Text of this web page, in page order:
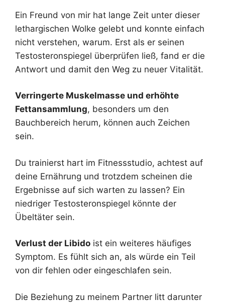
Ein Freund von mir hat lange Zeit unter dieser
lethargischen Wolke gelebt und konnte einfach
nicht verstehen, warum. Erst als er seinen
Testosteronspiegel überprüfen ließ, fand er die
Antwort und damit den Weg zu neuer Vitalität.
Verringerte Muskelmasse und erhöhte
Fettansammlung, besonders um den
Bauchbereich herum, können auch Zeichen
sein.
Du trainierst hart im Fitnessstudio, achtest auf
deine Ernährung und trotzdem scheinen die
Ergebnisse auf sich warten zu lassen? Ein
niedriger Testosteronspiegel könnte der
Übeltäter sein.
Verlust der Libido ist ein weiteres häufiges
Symptom. Es fühlt sich an, als würde ein Teil
von dir fehlen oder eingeschlafen sein.
Die Beziehung zu meinem Partner litt darunter